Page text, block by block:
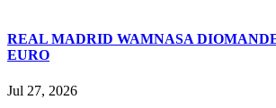
REAL MADRID WAMNASA
EURO
Jul 27, 2026